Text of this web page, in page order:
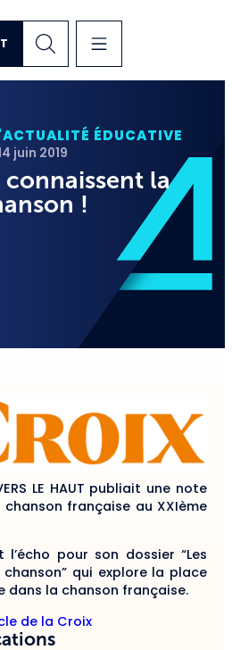
ÉDUCATIVE
juin 2019
connaissent la
!
LE HAUT publiait une note
française au XXIème
pour son dossier “Les
qui explore la place
dans la chanson française.
de la Croix